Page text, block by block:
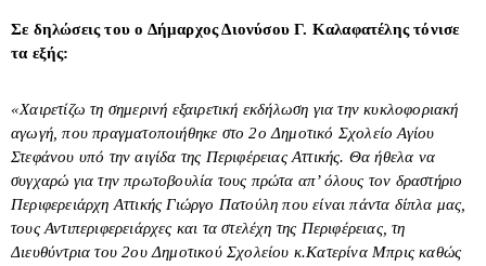
Σε δηλώσεις του ο Δήμαρχος Διονύσου Γ. Καλαφατέλης τόνισε
τα εξής:
«Χαιρετίζω τη σημερινή εξαιρετική εκδήλωση για την κυκλοφοριακή
αγωγή, που πραγματοποιήθηκε στο 2ο Δημοτικό Σχολείο Αγίου
Στεφάνου υπό την αιγίδα της Περιφέρειας Αττικής. Θα ήθελα να
συγχαρώ για την πρωτοβουλία τους πρώτα απ’ όλους τον δραστήριο
Περιφερειάρχη Αττικής Γιώργο Πατούλη που είναι πάντα δίπλα μας,
τους Αντιπεριφερειάρχες και τα στελέχη της Περιφέρειας, τη
Διευθύντρια του 2ουΔημοτικού Σχολείου κ.Κατερίνα Μπρις καθώς